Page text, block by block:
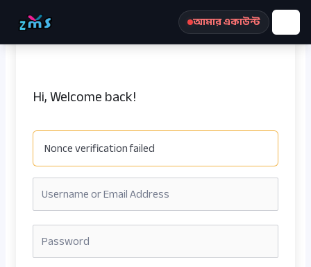
আমার একাউন্ট
রেজিস্ট্রেশন করুন
Hi, Welcome back!
Nonce verification failed